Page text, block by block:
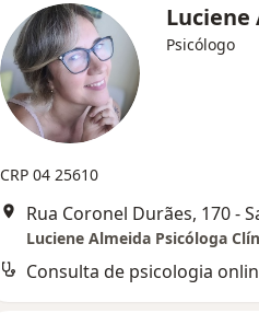
Luciene
Psicólogo
CRP 04 25610
Luciene Almeida Psicóloga
Consulta de psicologia